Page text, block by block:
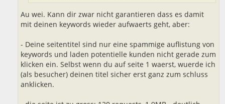
Au wei. Kann dir zwar nicht garantieren dass es damit
mit deinen keywords wieder aufwaerts geht, aber:
- Deine seitentitel sind nur eine spammige auflistung von
keywords und laden potentielle kunden nicht gerade zum
klicken ein. Selbst wenn du auf seite 1 waerst, wuerde ich
(als besucher) deinen titel sicher erst ganz zum schluss
anklicken.